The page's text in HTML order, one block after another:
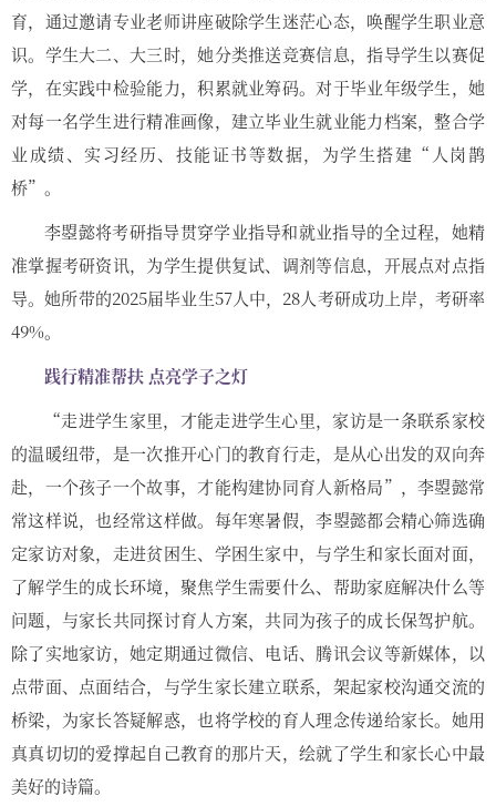
育，通过邀请专业老师讲座破除学生迷茫心态，唤醒学生职业意
识。学生大二、大三时，她分类推送竞赛信息，指导学生以赛促
学，在实践中检验能力，积累就业筹码。对于毕业年级学生，她
对每一名学生进行精准画像，建立毕业生就业能力档案，整合学
业成绩、实习经历、技能证书等数据，为学生搭建“人岗鹊
桥”。
李曌懿将考研指导贯穿学业指导和就业指导的全过程，她精
准掌握考研资讯，为学生提供复试、调剂等信息，开展点对点指
导。她所带的2025届毕业生57人中，28人考研成功上岸，考研率
49%。
践行精准帮扶 点亮学子之灯
“走进学生家里，才能走进学生心里，家访是一条联系家校
的温暖纽带，是一次推开心门的教育行走，是从心出发的双向奔
赴，一个孩子一个故事，才能构建协同育人新格局”，李曌懿常
常这样说，也经常这样做。每年寒暑假，李曌懿都会精心筛选确
定家访对象，走进贫困生、学困生家中，与学生和家长面对面，
了解学生的成长环境，聚焦学生需要什么、帮助家庭解决什么等
问题，与家长共同探讨育人方案，共同为孩子的成长保驾护航。
除了实地家访，她定期通过微信、电话、腾讯会议等新媒体，以
点带面、点面结合，与学生家长建立联系，架起家校沟通交流的
桥梁，为家长答疑解惑，也将学校的育人理念传递给家长。她用
真真切切的爱撑起自己教育的那片天，绘就了学生和家长心中最
美好的诗篇。